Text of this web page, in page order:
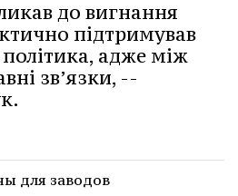
до вигнання
підтримував
адже між
зв’язки, --
для заводов